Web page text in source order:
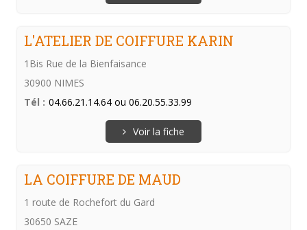
L'ATELIER DE COIFFURE KARIN
1Bis Rue de la Bienfaisance
30900 NIMES
Tél : 04.66.21.14.64 ou 06.20.55.33.99
Voir la fiche
LA COIFFURE DE MAUD
1 route de Rochefort du Gard
30650 SAZE